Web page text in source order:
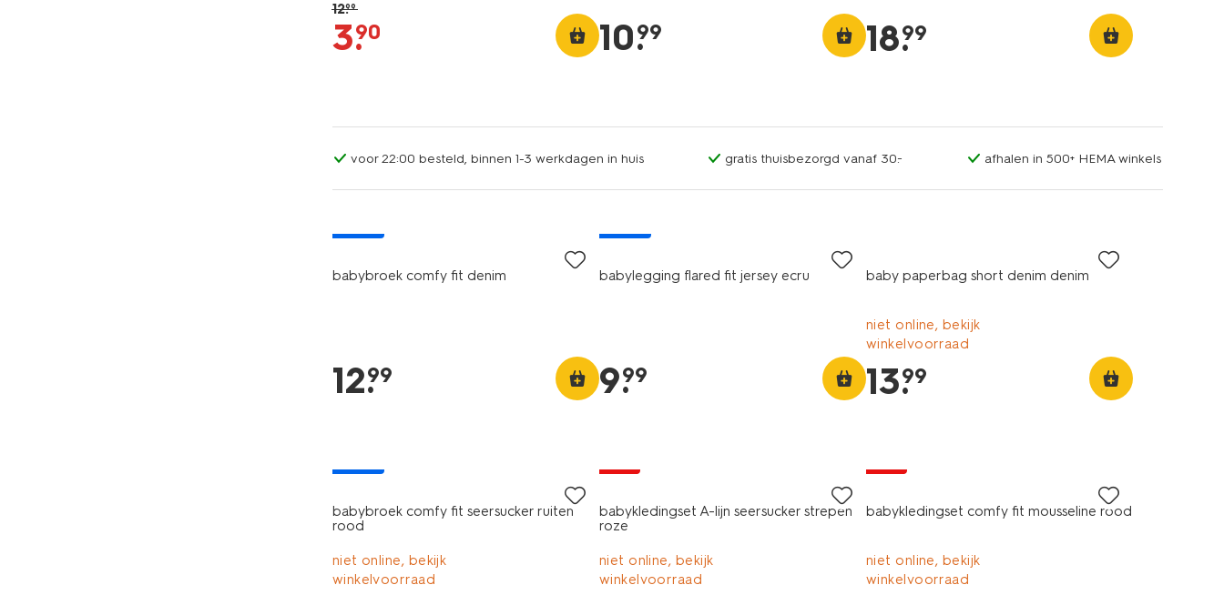
12.99
3.
90 10.
99 18.
99
voor 22:00 besteld, binnen 1-3 werkdagen in huis gratis thuisbezorgd vanaf 30.- afhalen in 500+ HEMA winkels
babybroek comfy fit denim
12.
99
babylegging flared fit jersey ecru
9.
99
baby paperbag short denim denim
niet online, bekijk
winkelvoorraad
13.
99
babybroek comfy fit seersucker ruiten
rood
niet online, bekijk
winkelvoorraad
babykledingset A-lijn seersucker strepen
roze
niet online, bekijk
winkelvoorraad
babykledingset comfy fit mousseline rood
niet online, bekijk
winkelvoorraad